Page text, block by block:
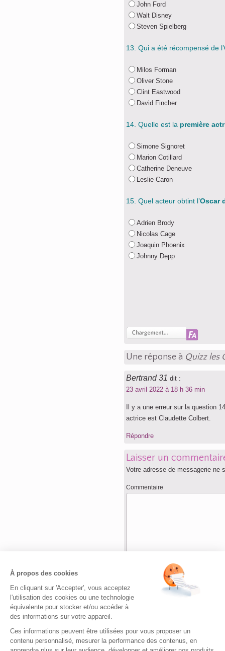
John Ford
Walt Disney
Steven Spielberg
13. Qui a été récompensé de l’
Milos Forman
Oliver Stone
Clint Eastwood
David Fincher
14. Quelle est la première
Simone Signoret
Marion Cotillard
Catherine Deneuve
Leslie Caron
15. Quel acteur obtint l’Oscar
Adrien Brody
Nicolas Cage
Joaquin Phoenix
Johnny Depp
Une réponse à Quizz les
Bertrand 31 dit :
23 avril 2022 à 18 h 36 min
Il y a une erreur sur la question
actrice est Claudette Colbert.
Répondre
Laisser un
Votre adresse de messagerie ne
Commentaire
Adresse de messagerie
À propos des cookies
En cliquant sur 'Accepter', vous acceptez
l'utilisation des cookies ou une technologie
équivalente pour stocker et/ou accéder à
des informations sur votre appareil.
Ces informations peuvent être utilisées pour vous proposer un
contenu personnalisé, mesurer la performance des contenus, en